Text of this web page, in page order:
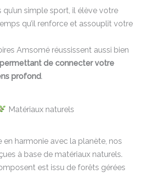
qu’un simple sport, il élève votre
qu’il renforce et assouplit votre
Amsomé réussissent aussi bien
de connecter votre
profond.
Matériaux naturels
en harmonie avec la planète, nos
à base de matériaux naturels.
est issu de forêts gérées